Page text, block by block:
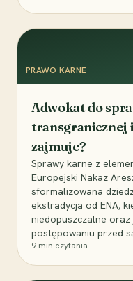
PRAWO KARNE
Adwokat do
transgranicznej
zajmuje?
Sprawy karne z
Europejski Nakaz
sformalizowana
ekstradycja od ENA,
niedopuszczalne
postępowaniu przed
9 min czytania